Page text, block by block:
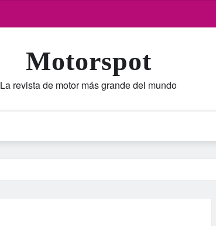
Motorspot
La revista de motor más grande del mundo